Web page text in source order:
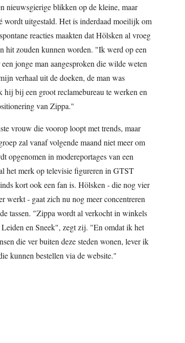
nieuwsgierige blikken op de kleine, maar
wordt uitgestald. Het is inderdaad moeilijk om
reacties maakten dat Hölsken al vroeg
hit zouden kunnen worden. "Ik werd op een
jonge man aangesproken die wilde weten
verhaal uit de doeken, de man was
hij bij een groot reclamebureau te werken en
van Zippa."
vrouw die voorop loopt met trends, maar
zal vanaf volgende maand niet meer om
opgenomen in modereportages van een
het merk op televisie figureren in GTST
kort ook een fan is. Hölsken - die nog vier
werkt - gaat zich nu nog meer concentreren
tassen. "Zippa wordt al verkocht in winkels
en Sneek", zegt zij. "En omdat ik het
die ver buiten deze steden wonen, lever ik
kunnen bestellen via de website."